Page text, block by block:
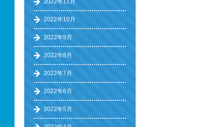
2022年11月
2022年10月
2022年9月
2022年8月
2022年7月
2022年6月
2022年5月